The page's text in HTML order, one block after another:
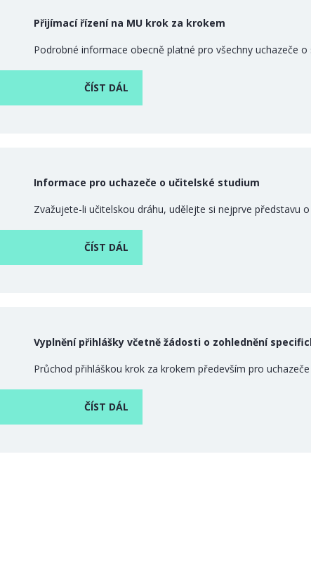
Přijímací řízení na MU krok za krokem
Podrobné informace obecně platné pro všechny uchazeče
ČÍST DÁL
Informace pro uchazeče o učitelské studium
Zvažujete-li učitelskou dráhu, udělejte si nejprve představu
ČÍST DÁL
Vyplnění přihlášky včetně žádosti o zohlednění
Průchod přihláškou krok za krokem především pro
ČÍST DÁL